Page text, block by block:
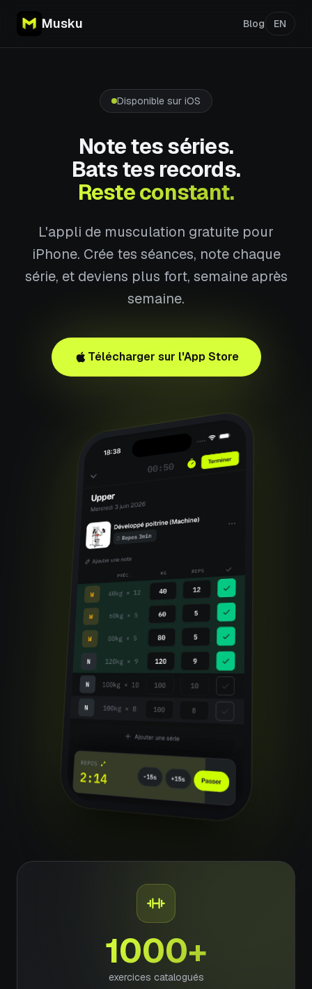
Musku Blog EN
Disponible sur iOS
Note tes séries.
Bats tes records.
Reste constant.
L'appli de musculation gratuite pour
iPhone. Crée tes séances, note chaque
série, et deviens plus fort, semaine après
semaine.
Télécharger sur l'App Store
1000+
exercices catalogués